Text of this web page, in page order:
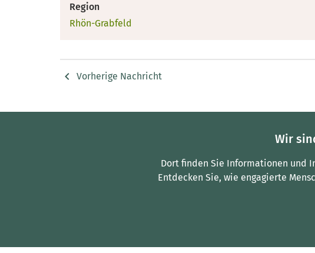
Region
Rhön-Grabfeld
Vorherige Nachricht
Wir
Dort finden Sie Informationen und
Entdecken Sie, wie engagierte